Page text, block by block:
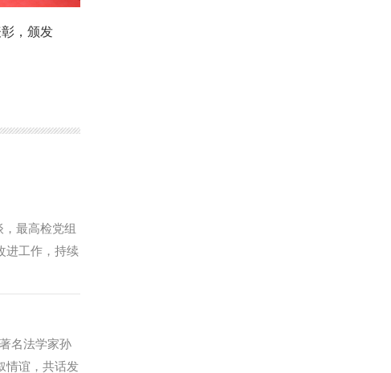
，颁发
最高检党组
进工作，持续
中表示对
个人履职和调
接受民主
参与国家法
论研究，为服
名法学家孙
情谊，共话发